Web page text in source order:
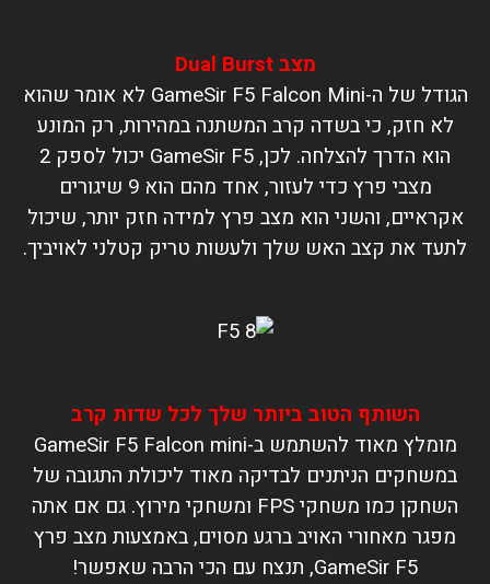
מצב Dual Burst
הגודל של ה-GameSir F5 Falcon Mini לא אומר שהוא
לא חזק, כי בשדה קרב המשתנה במהירות, רק המונע
הוא הדרך להצלחה. לכן, GameSir F5 יכול לספק 2
מצבי פרץ כדי לעזור, אחד מהם הוא 9 שיגורים
אקראיים, והשני הוא מצב פרץ למידה חזק יותר, שיכול
לתעד את קצב האש שלך ולעשות טריק קטלני לאויביך.
השותף הטוב ביותר שלך לכל שדות קרב
מומלץ מאוד להשתמש ב-GameSir F5 Falcon mini
במשחקים הניתנים לבדיקה מאוד ליכולת התגובה של
השחקן כמו משחקי FPS ומשחקי מירוץ. גם אם אתה
מפגר מאחורי האויב ברגע מסוים, באמצעות מצב פרץ
GameSir F5, תנצח עם הכי הרבה שאפשר!